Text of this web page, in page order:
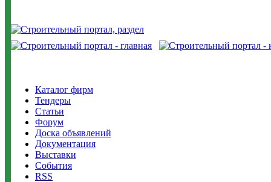
Каталог фирм
Тендеры
Статьи
Форум
Доска объявлений
Документация
Выставки
События
RSS